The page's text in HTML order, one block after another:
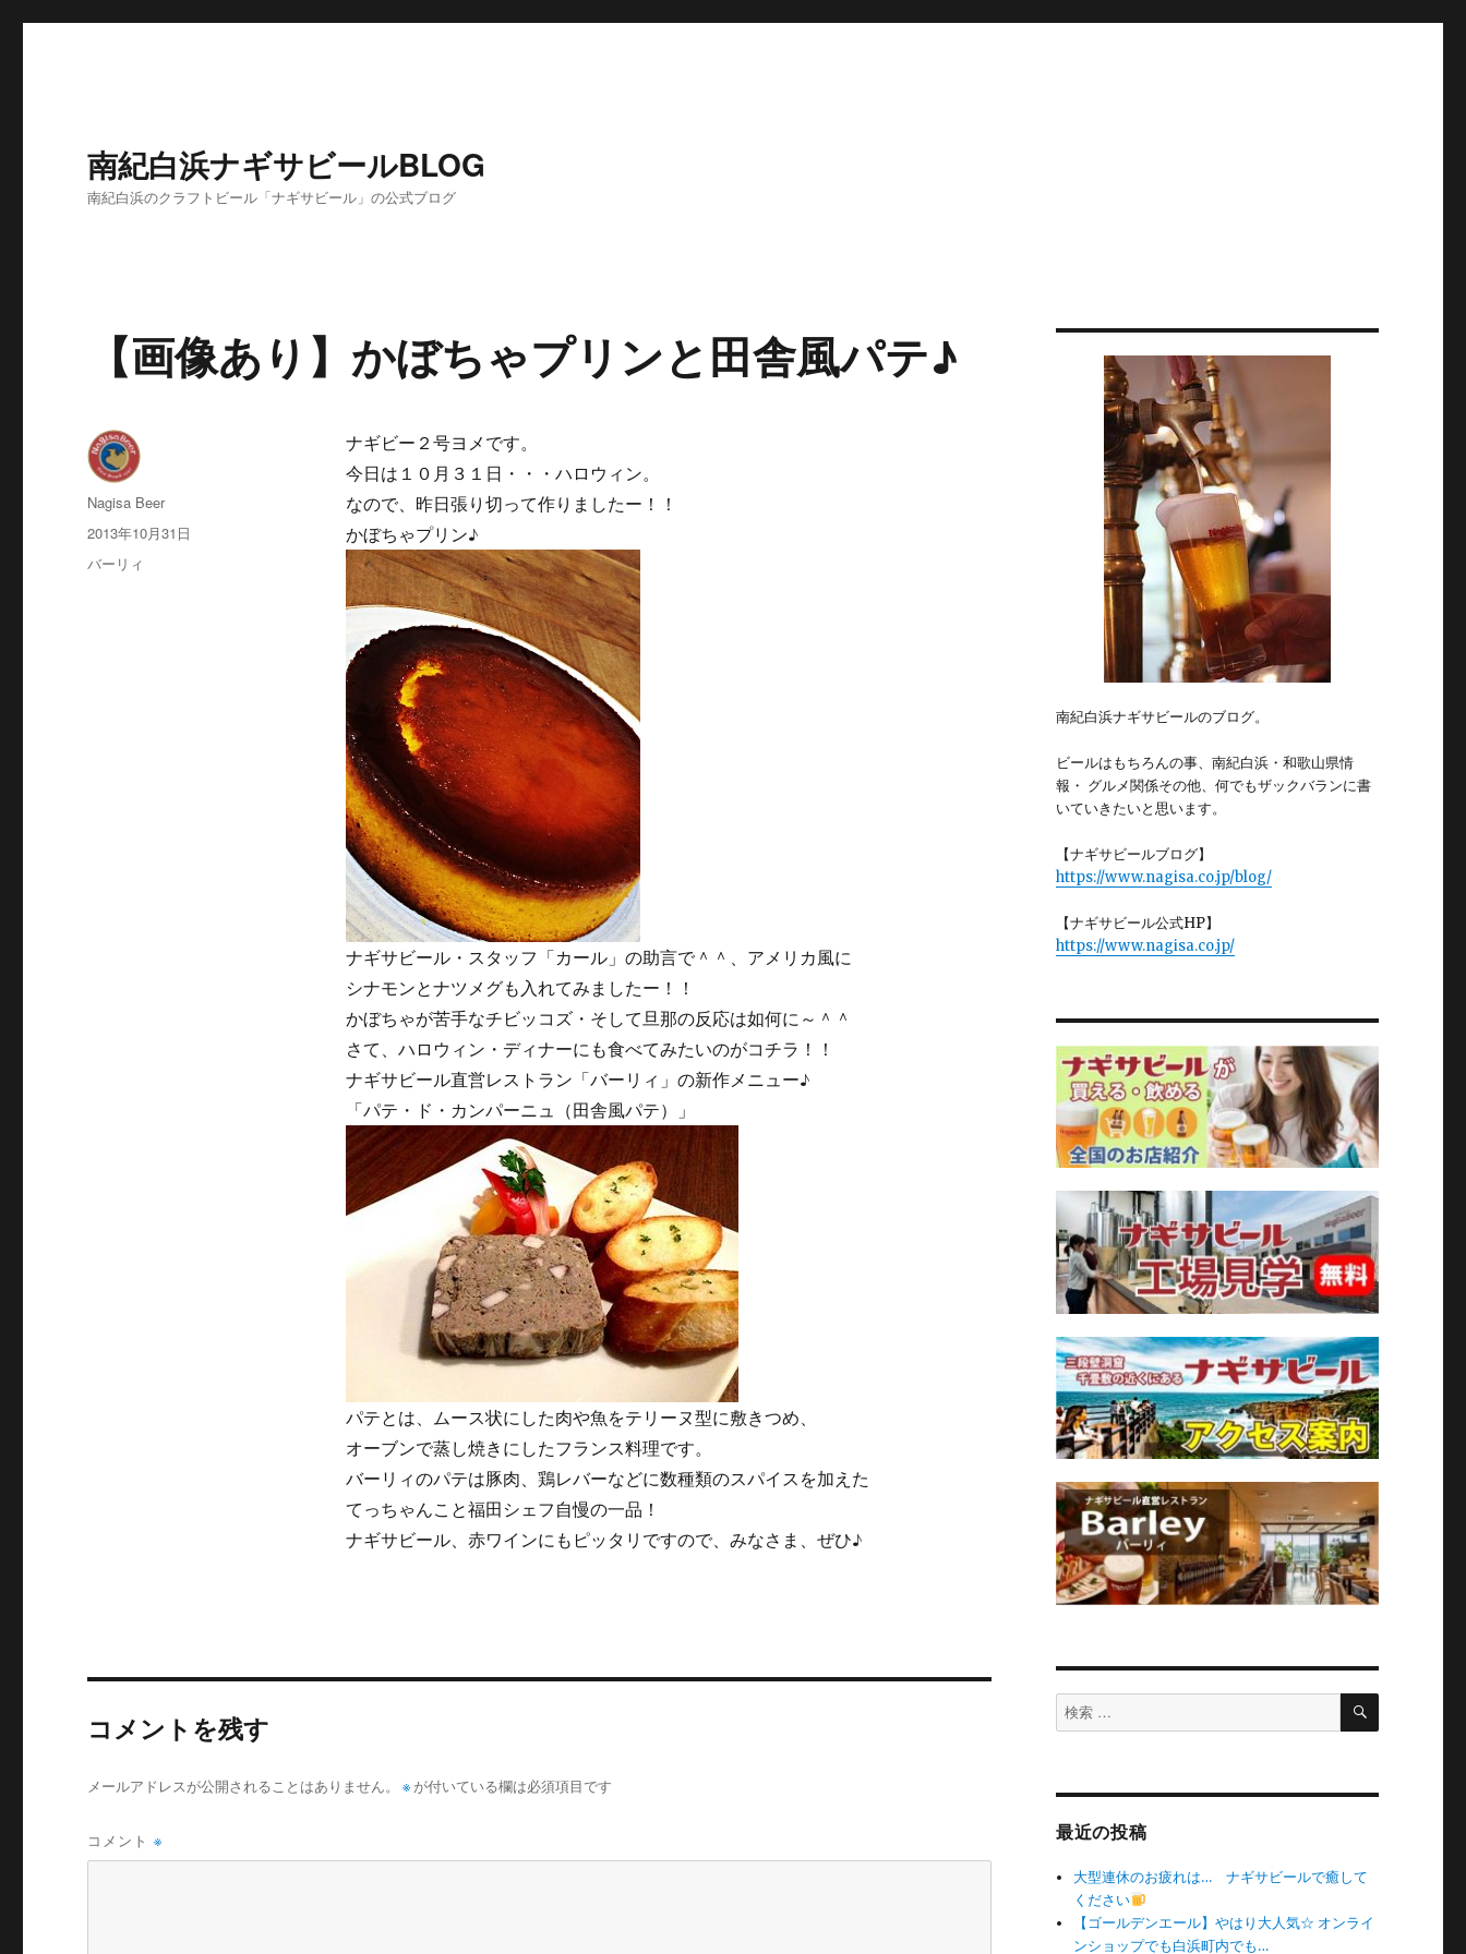
南紀白浜ナギサビールBLOG
南紀白浜のクラフトビール「ナギサビール」の公式ブログ
【画像あり】かぼちゃプリンと田舎風パテ♪
ナギビー２号ヨメです。
今日は１０月３１日・・・ハロウィン。
なので、昨日張り切って作りましたー！！
かぼちゃプリン♪
ナギサビール・スタッフ「カール」の助言で＾＾、アメリカ風に
シナモンとナツメグも入れてみましたー！！
かぼちゃが苦手なチビッコズ・そして旦那の反応は如何に～＾＾
さて、ハロウィン・ディナーにも食べてみたいのがコチラ！！
ナギサビール直営レストラン「バーリィ」の新作メニュー♪
「パテ・ド・カンパーニュ（田舎風パテ）」
パテとは、ムース状にした肉や魚をテリーヌ型に敷きつめ、
オーブンで蒸し焼きにしたフランス料理です。
バーリィのパテは豚肉、鶏レバーなどに数種類のスパイスを加えた
てっちゃんこと福田シェフ自慢の一品！
ナギサビール、赤ワインにもピッタリですので、みなさま、ぜひ♪
投
稿
Nagisa Beer
投
稿
2013年10月31日
カ
バーリィ
コメントを残す
メールアドレスが公開されることはありません。 ※ が付いている欄は必須項目です
コメント※
南紀白浜ナギサビールのブログ。
ビールはもちろんの事、南紀白浜・和歌山県情
報・ グルメ関係その他、何でもザックバランに書
いていきたいと思います。
【ナギサビールブログ】
https://www.nagisa.co.jp/blog/
【ナギサビール公式HP】
https://www.nagisa.co.jp/
検
索
検
最近の投稿
大型連休のお疲れは… ナギサビールで癒して
ください
【ゴールデンエール】やはり大人気☆ オンライ
ンショップでも白浜町内でも…